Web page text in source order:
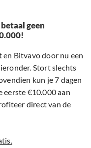
geen
Bitvavo door nu een
Stort slechts
kun je 7 dagen
eerste €10.000 aan
direct van de